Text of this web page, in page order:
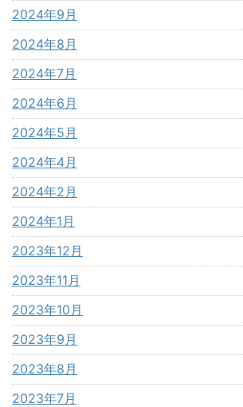
2024年9月
2024年8月
2024年7月
2024年6月
2024年5月
2024年4月
2024年2月
2024年1月
2023年12月
2023年11月
2023年10月
2023年9月
2023年8月
2023年7月